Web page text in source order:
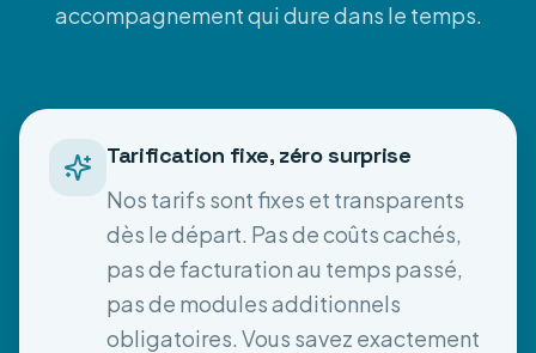
accompagnement qui dure dans le temps.
Tarification fixe, zéro surprise
Nos tarifs sont fixes et transparents
dès le départ. Pas de coûts cachés,
pas de facturation au temps passé,
pas de modules additionnels
obligatoires. Vous savez exactement